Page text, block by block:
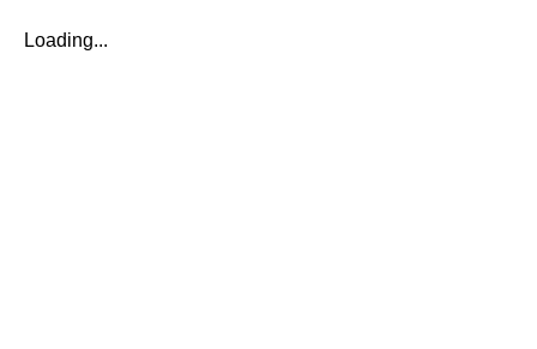
Loading...